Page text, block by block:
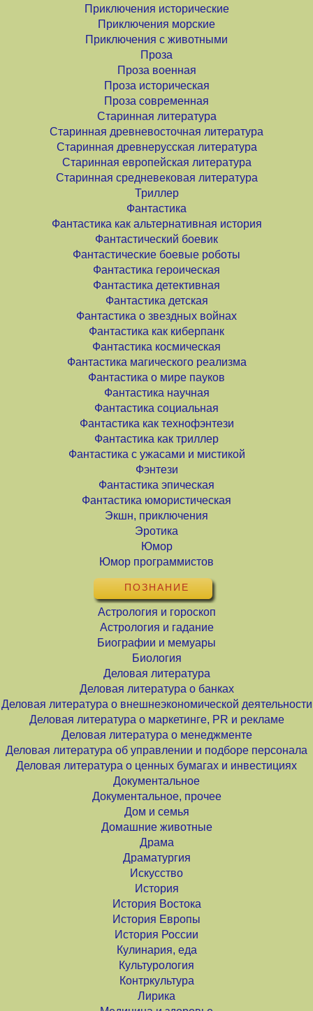
Приключения исторические
Приключения морские
Приключения с животными
Проза
Проза военная
Проза историческая
Проза современная
Старинная литература
Старинная древневосточная литература
Старинная древнерусская литература
Старинная европейская литература
Старинная средневековая литература
Триллер
Фантастика
Фантастика как альтернативная история
Фантастический боевик
Фантастические боевые роботы
Фантастика героическая
Фантастика детективная
Фантастика детская
Фантастика о звездных войнах
Фантастика как киберпанк
Фантастика космическая
Фантастика магического реализма
Фантастика о мире пауков
Фантастика научная
Фантастика социальная
Фантастика как технофэнтези
Фантастика как триллер
Фантастика с ужасами и мистикой
Фэнтези
Фантастика эпическая
Фантастика юмористическая
Экшн, приключения
Эротика
Юмор
Юмор программистов
ПОЗНАНИЕ
Астрология и гороскоп
Астрология и гадание
Биографии и мемуары
Биология
Деловая литература
Деловая литература о банках
Деловая литература о внешнеэкономической деятельности
Деловая литература о маркетинге, PR и рекламе
Деловая литература о менеджменте
Деловая литература об управлении и подборе персонала
Деловая литература о ценных бумагах и инвестициях
Документальное
Документальное, прочее
Дом и семья
Домашние животные
Драма
Драматургия
Искусство
История
История Востока
История Европы
История России
Кулинария, еда
Культурология
Контркультура
Лирика